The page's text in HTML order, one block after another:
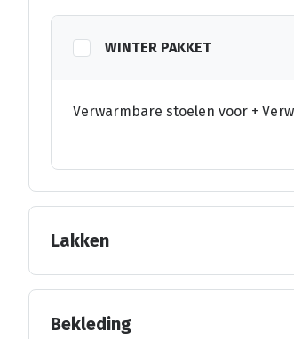
WINTER PAKKET
Verwarmbare stoelen voor +
Lakken
Bekleding